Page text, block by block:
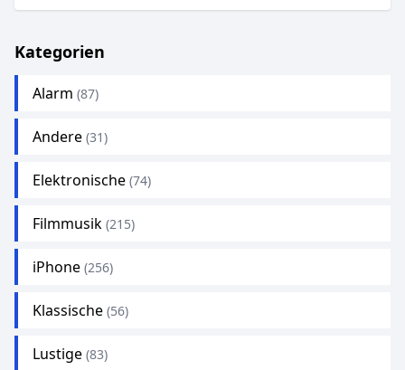
Kategorien
Alarm (87)
Andere (31)
Elektronische (74)
Filmmusik (215)
iPhone (256)
Klassische (56)
Lustige (83)